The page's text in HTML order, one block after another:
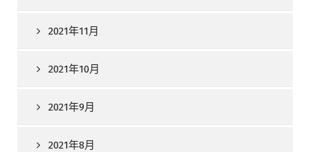
2021年11月
2021年10月
2021年9月
2021年8月